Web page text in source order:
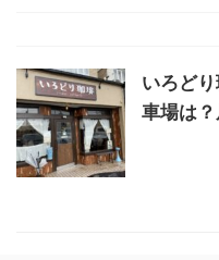
いろど
車場は？